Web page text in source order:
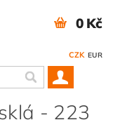
CZK EUR
0 Kč
- 223